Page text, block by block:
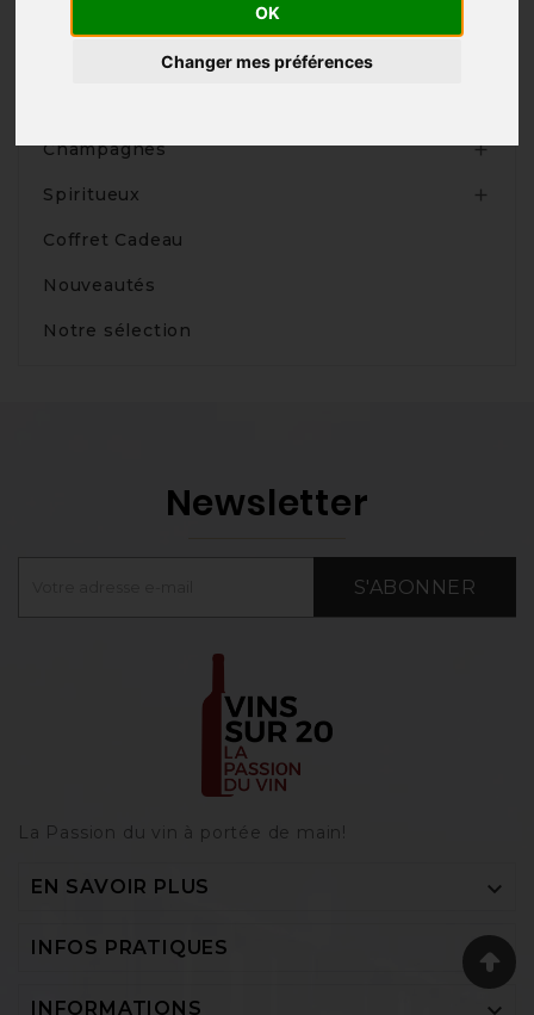
OK
Changer mes préférences
Produits
Champagnes 
Spiritueux 
Coffret Cadeau
Nouveautés
Notre sélection
Newsletter
S'ABONNER
La Passion du vin à portée de main‎!
EN SAVOIR PLUS 
INFOS PRATIQUES 
INFORMATIONS